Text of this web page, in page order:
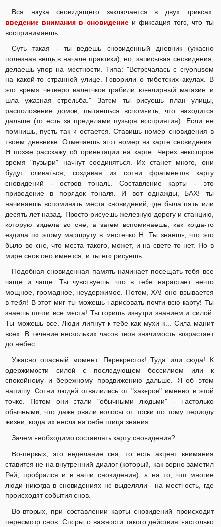
Вся наука сновидящего заключается в двух триксах:
введение внимания в сновидениеи фиксация того, что ты
воспринимаешь.
Суть такая - ты ведешь сновиденный дневник (ужасно
полезная вещь в начале практики), но, записывая сновидения,
делаешь упор на местности. Типа: "Встречалась с cryonusом
на какой-то странной улице. Говорили о тибетских акулах. В
это время четверо налетчков грабили ювелирный магазин и
шла ужасная стрельба." Затем ты рисуешь план улицы,
расположение домов, пытаешься вспомнить, что находится
дальше (то есть за пределами пузыря восприятия). Если не
помнишь, пусть так и остается. Ставишь номер сновидения в
твоем дневнике. Отмечаешь этот номер на карте сновидения.
Я позже расскажу об ориентации на карте. Через некоторое
время "пузыри" начнут соединяться. Их станет много, они
будут сливаться, создавая из сотни фрагментов карту
сновидений - остров тональ. Составление карты - это
приведение в порядок тоналя. И вот однажды, БАХ! ты
начинаешь вспоминать места сновидений, где была пять или
десять лет назад. Просто рисуешь железную дорогу и станцию,
которую видела во сне, а затем вспоминаешь, как когда-то
ездила по этому маршруту в местечко Н. Ты знаешь, что это
было во сне, что места такого, может, и на свете-то нет. Но в
мире снов оно имеется, и ты его рисуешь.
Подобная сновиденная память начинает посещать тебя все
чаще и чаще. Ты чувствуешь, что в тебе нарастает нечто
мощное, громадное, неудержимое. Потом, ХА! оно врывается
в тебя! В этот миг ты можешь нарисовать почти всю карту! Ты
знаешь почти все места! Ты горишь изнутри знанием и силой.
Ты можешь все. Люди липнут к тебе как мухи к... Сила манит
всех. В течение нескольких часов твоя значимость возрастает
до небес.
Ужасно опасный момент. Перекресток! Туда или сюда! К
одержимости силой с последующем бессилием или к
спокойному и бережному продвижению дальше. Я об этом
напишу. Сотни людей отвалились от "хакеров" именно в этой
точке. Потом они стали "обычными людьми" - настолько
обычными, что даже рвали волосы от тоски по тому периоду
жизни, когда их несла на себе птица знания.
Зачем необходимо составлять карту сновидения?
Во-первых, это неделание сна, то есть акцент внимания
ставится не на внутренний диалог (который, как верно заметил
Рей, пробрался и в наши сновидения), а на то, что многие
люди никогда в сновидениях не выделяли - на местность, где
происходят события снов.
Во-вторых, при составлении карты сновидений происходит
пересмотр снов. Споры о важности такого действия настолько